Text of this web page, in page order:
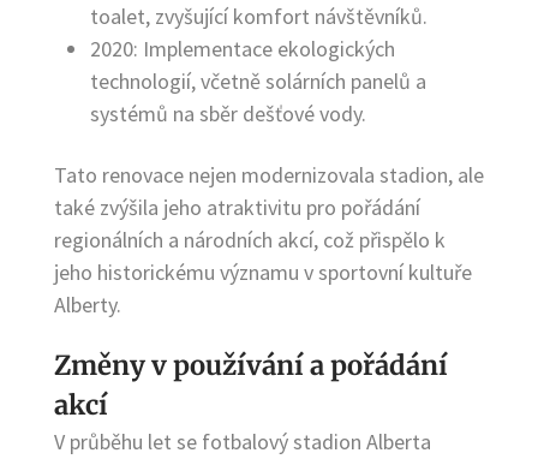
toalet, zvyšující komfort návštěvníků.
2020: Implementace ekologických
technologií, včetně solárních panelů a
systémů na sběr dešťové vody.
Tato renovace nejen modernizovala stadion, ale
také zvýšila jeho atraktivitu pro pořádání
regionálních a národních akcí, což přispělo k
jeho historickému významu v sportovní kultuře
Alberty.
Změny v používání a pořádání
akcí
V průběhu let se fotbalový stadion Alberta